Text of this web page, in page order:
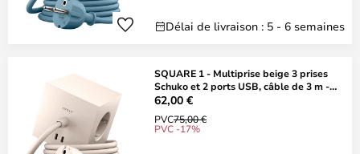
Délai de livraison : 5 - 6 semaines
SQUARE 1 - Multiprise beige 3 prises
Schuko et 2 ports USB, câble de 3 m -
AVOLT
62,00 €
PVC75,00 €
PVC -17%